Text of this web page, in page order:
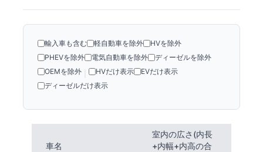
輸入車も含む 軽自動車を除外
HVを除外
PHEVを除外
電気自動車を除外
ディーゼルを除外
OEMを除外
HVだけ表示
EVだけ表示
ディーゼルだけ表示
車名
室内の広さ(内長
+内幅+内高の合